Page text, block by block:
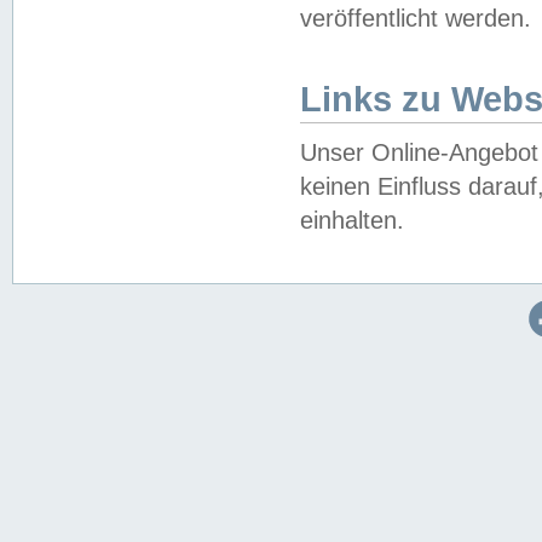
veröffentlicht werden.
Links zu
Unser Online-
keinen Einfluss
einhalten.